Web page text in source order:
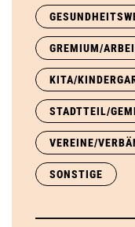
GREMIUM/
KITA/
STADTTEIL/
VEREINE/
SONSTIGE